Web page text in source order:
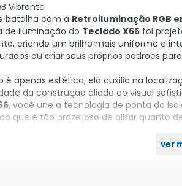
Vibrante
batalha com a Retroiluminação RGB
de iluminação do Teclado X66 foi
criando um brilho mais uniforme e
ou criar seus próprios padrões
é apenas estética; ela auxilia na
da construção aliada ao visual
, você une a tecnologia de ponta do
que é tão prazeroso de olhar quanto
ver